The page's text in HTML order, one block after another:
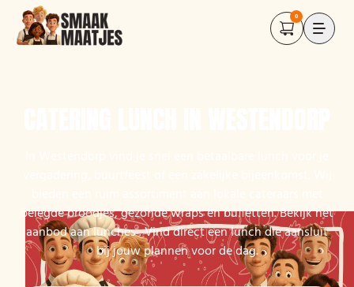
0
belegde broodjes, gezonde wraps en buffetten. Bekijk het
aanbod aan lunches . Vind direct een lunch die aansluit
bij jouw plannen voor de dag.